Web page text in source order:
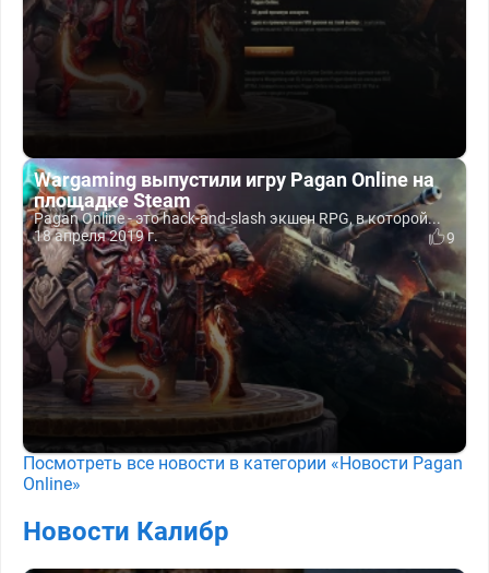
Wargaming выпустили игру Pagan Online на
площадке Steam
Pagan Online - это hack-and-slash экшен RPG, в которой...
18 апреля 2019 г.
9
Посмотреть все новости в категории «Новости Pagan
Online»
Новости Калибр